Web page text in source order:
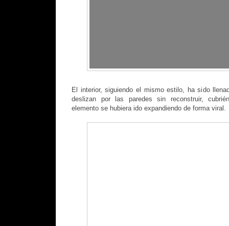
El interior, siguiendo el mismo estilo, ha sido
deslizan por las paredes sin reconstruir,
elemento se hubiera ido expandiendo de forma viral.